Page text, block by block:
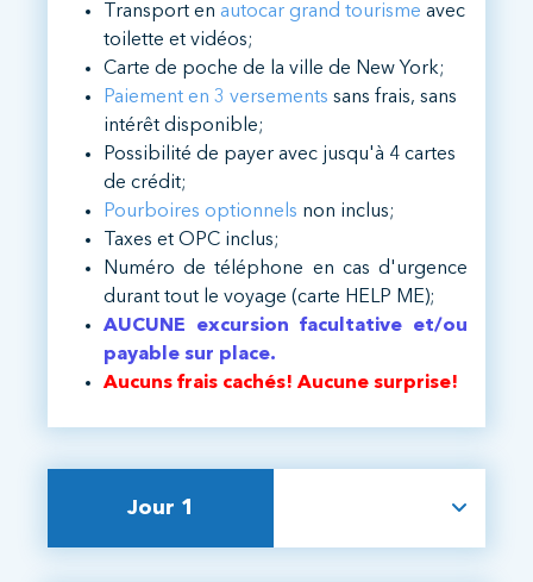
Transport en autocar grand tourisme avec
toilette et vidéos;
Carte de poche de la ville de New York;
Paiement en 3 versements sans frais, sans
intérêt disponible;
Possibilité de payer avec jusqu'à 4 cartes
de crédit;
Pourboires optionnels non inclus;
Taxes et OPC inclus;
Numéro de téléphone en cas d'urgence
durant tout le voyage (carte HELP ME);
AUCUNE excursion facultative et/ou
payable sur place.
Aucuns frais cachés! Aucune surprise!
Jour 1